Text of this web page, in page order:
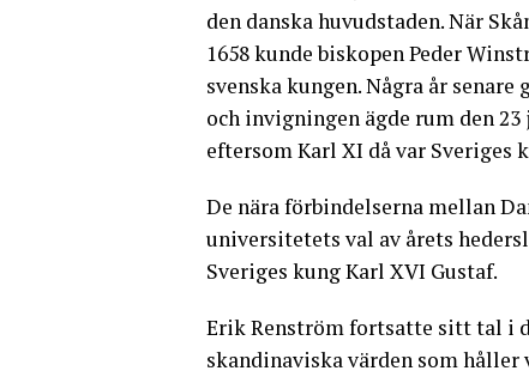
den danska huvudstaden. När
1658 kunde biskopen Peder
svenska kungen. Några år
och invigningen ägde rum den 23
eftersom Karl XI då var Sveriges
De nära förbindelserna mellan
universitetets val av årets
Sveriges kung Karl XVI Gustaf.
Erik Renström fortsatte sitt tal i
skandinaviska värden som